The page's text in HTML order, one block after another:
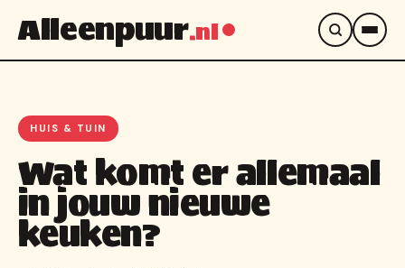
Alleenpuur.nl
HUIS & TUIN
Wat komt er allemaal
in jouw nieuwe
keuken?